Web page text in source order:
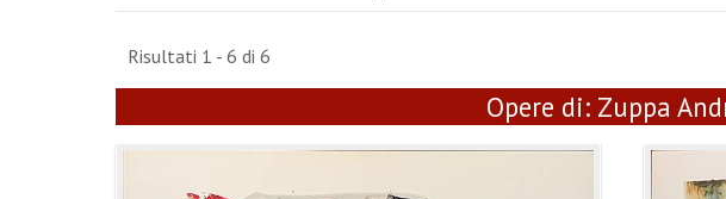
Risultati 1 - 6 di 6
Opere di:Zuppa